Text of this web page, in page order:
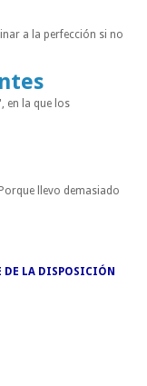
a la perfección si no
en la que los
llevo demasiado
DE LA DISPOSICIÓN